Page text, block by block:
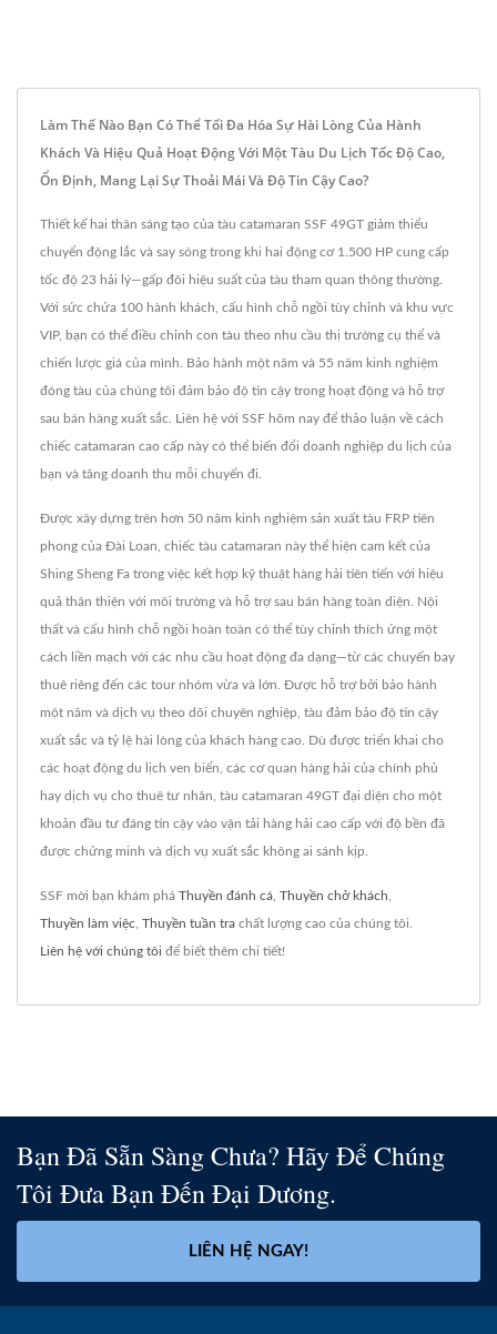
Làm Thế Nào Bạn Có Thể Tối Đa Hóa Sự Hài Lòng Của Hành
Khách Và Hiệu Quả Hoạt Động Với Một Tàu Du Lịch Tốc Độ Cao,
Ổn Định, Mang Lại Sự Thoải Mái Và Độ Tin Cậy Cao?
Thiết kế hai thân sáng tạo của tàu catamaran SSF 49GT giảm thiểu
chuyển động lắc và say sóng trong khi hai động cơ 1.500 HP cung cấp
tốc độ 23 hải lý—gấp đôi hiệu suất của tàu tham quan thông thường.
Với sức chứa 100 hành khách, cấu hình chỗ ngồi tùy chỉnh và khu vực
VIP, bạn có thể điều chỉnh con tàu theo nhu cầu thị trường cụ thể và
chiến lược giá của mình. Bảo hành một năm và 55 năm kinh nghiệm
đóng tàu của chúng tôi đảm bảo độ tin cậy trong hoạt động và hỗ trợ
sau bán hàng xuất sắc. Liên hệ với SSF hôm nay để thảo luận về cách
chiếc catamaran cao cấp này có thể biến đổi doanh nghiệp du lịch của
bạn và tăng doanh thu mỗi chuyến đi.
Được xây dựng trên hơn 50 năm kinh nghiệm sản xuất tàu FRP tiên
phong của Đài Loan, chiếc tàu catamaran này thể hiện cam kết của
Shing Sheng Fa trong việc kết hợp kỹ thuật hàng hải tiên tiến với hiệu
quả thân thiện với môi trường và hỗ trợ sau bán hàng toàn diện. Nội
thất và cấu hình chỗ ngồi hoàn toàn có thể tùy chỉnh thích ứng một
cách liền mạch với các nhu cầu hoạt động đa dạng—từ các chuyến bay
thuê riêng đến các tour nhóm vừa và lớn. Được hỗ trợ bởi bảo hành
một năm và dịch vụ theo dõi chuyên nghiệp, tàu đảm bảo độ tin cậy
xuất sắc và tỷ lệ hài lòng của khách hàng cao. Dù được triển khai cho
các hoạt động du lịch ven biển, các cơ quan hàng hải của chính phủ
hay dịch vụ cho thuê tư nhân, tàu catamaran 49GT đại diện cho một
khoản đầu tư đáng tin cậy vào vận tải hàng hải cao cấp với độ bền đã
được chứng minh và dịch vụ xuất sắc không ai sánh kịp.
SSF mời bạn khám phá Thuyền đánh cá Thuyền chở khách
Thuyền làm việc Thuyền tuần tra chất lượng cao của chúng tôi.
Liên hệ với chúng tôi để biết thêm chi tiết!
Bạn Đã Sẵn Sàng Chưa? Hãy Để Chúng
Tôi Đưa Bạn Đến Đại Dương.
LIÊN HỆ NGAY!